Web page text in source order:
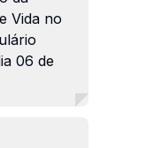
Vida no
06 de